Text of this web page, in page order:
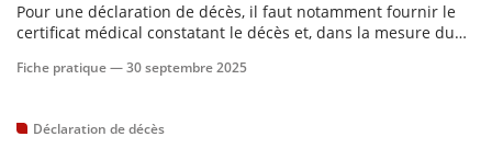
Pour une déclaration de décès, il faut notamment fournir le
certificat médical constatant le décès et, dans la mesure du
ou son acte de naissance.
Fiche pratique —30 septembre 2025
Déclaration de décès